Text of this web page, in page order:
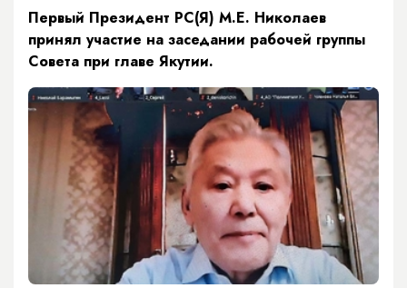
Первый Президент РС(Я) М.Е. Николаев
принял участие на заседании рабочей группы
Совета при главе Якутии.